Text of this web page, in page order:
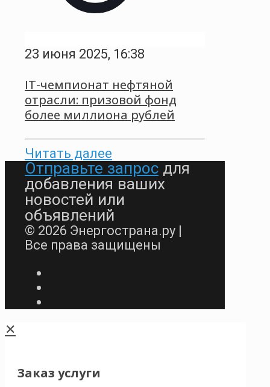
23 июня 2025, 16:38
IT-чемпионат нефтяной
отрасли: призовой фонд
более миллиона рублей
Читать далее
Отправьте запрос для
добавления ваших
новостей или
объявлений
© 2026 Энергострана.ру |
Все права защищены
✕
Заказ услуги